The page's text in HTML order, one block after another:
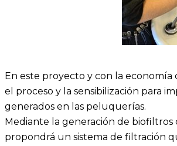
En este proyecto y con la
el proceso y la sensibilización para
generados en las peluquerías.
Mediante la generación de biofiltros
propondrá un sistema de filtración